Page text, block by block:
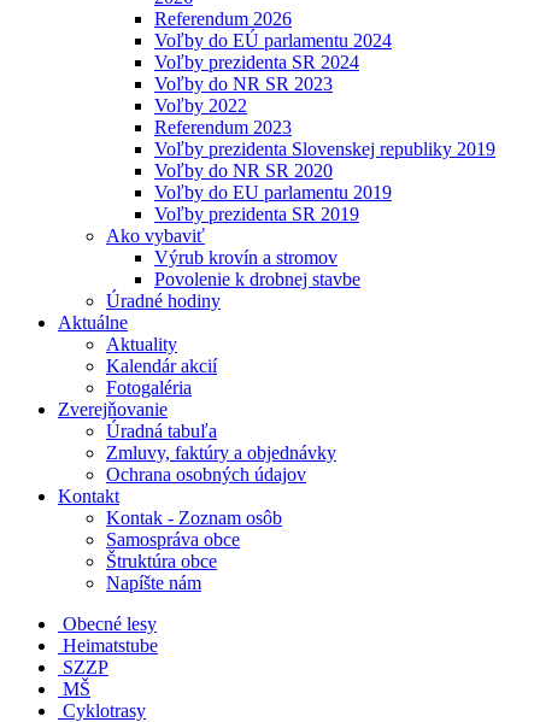
Referendum 2026
Voľby do EÚ parlamentu 2024
Voľby prezidenta SR 2024
Voľby do NR SR 2023
Voľby 2022
Referendum 2023
Voľby prezidenta Slovenskej republiky 2019
Voľby do NR SR 2020
Voľby do EU parlamentu 2019
Voľby prezidenta SR 2019
Ako vybaviť
Výrub krovín a stromov
Povolenie k drobnej stavbe
Úradné hodiny
Aktuálne
Aktuality
Kalendár akcií
Fotogaléria
Zverejňovanie
Úradná tabuľa
Zmluvy, faktúry a objednávky
Ochrana osobných údajov
Kontakt
Kontak - Zoznam osôb
Samospráva obce
Štruktúra obce
Napíšte nám
Obecné lesy
Heimatstube
SZZP
MŠ
Cyklotrasy